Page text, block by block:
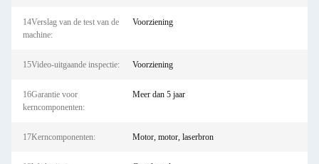
14Verslag van de test van de
machine:
Voorziening
15Video-uitgaande inspectie: Voorziening
16Garantie voor
kerncomponenten:
Meer dan 5 jaar
17Kerncomponenten: Motor, motor, laserbron